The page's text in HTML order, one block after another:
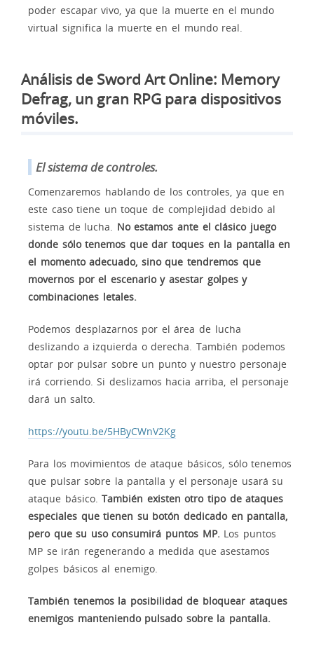
poder escapar vivo, ya que la muerte en el mundo
virtual significa la muerte en el mundo real.
Análisis de Sword Art Online: Memory
Defrag, un gran RPG para dispositivos
móviles.
El sistema de controles.
Comenzaremos hablando de los controles, ya que en
este caso tiene un toque de complejidad debido al
sistema de lucha. No estamos ante el clásico juego
donde sólo tenemos que dar toques en la pantalla en
el momento adecuado, sino que tendremos que
movernos por el escenario y asestar golpes y
combinaciones letales.
Podemos desplazarnos por el área de lucha
deslizando a izquierda o derecha. También podemos
optar por pulsar sobre un punto y nuestro personaje
irá corriendo. Si deslizamos hacia arriba, el personaje
dará un salto.
https://youtu.be/5HByCWnV2Kg
Para los movimientos de ataque básicos, sólo tenemos
que pulsar sobre la pantalla y el personaje usará su
ataque básico.También existen otro tipo de ataques
especiales que tienen su botón dedicado en pantalla,
pero que su uso consumirá puntos MP. Los puntos
MP se irán regenerando a medida que asestamos
golpes básicos al enemigo.
También tenemos la posibilidad de bloquear ataques
enemigos manteniendo pulsado sobre la pantalla.